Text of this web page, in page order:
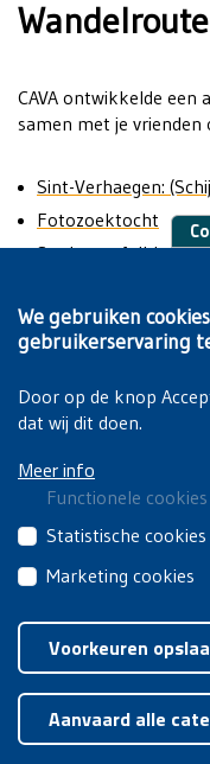
CAVA ontwikkelde
samen met je
Sint-Verhaegen:
Fotozoektocht
Studentenfolklore
Op de campus van de
Humanistisch
We gebruiken
gebruikerservaring
Door op de knop
dat wij dit doen.
Meer info
Functionele cookies
Deze
zijn
de
website
goed
te
Statistische cookies
Deze
van
derden
brengen
jouw
gebruik
Marketing cookies
cookies
van
derden
worden
gebruikt
Voorkeuren
Aanvaard alle